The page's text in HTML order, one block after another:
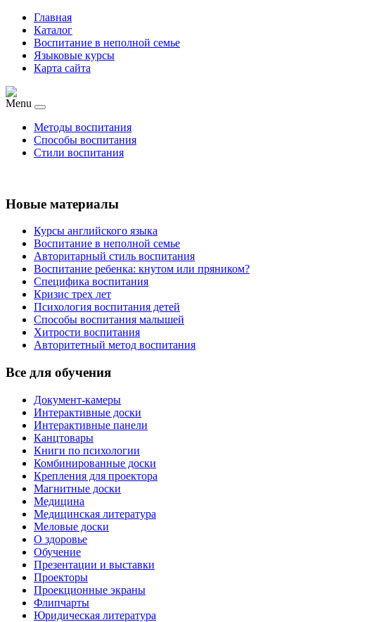
Главная
Каталог
Воспитание в неполной семье
Языковые курсы
Карта сайта
Menu
Методы воспитания
Способы воспитания
Стили воспитания
Новые материалы
Курсы английского языка
Воспитание в неполной семье
Авторитарный стиль воспитания
Воспитание ребенка: кнутом или пряником?
Специфика воспитания
Кризис трех лет
Психология воспитания детей
Способы воспитания малышей
Хитрости воспитания
Авторитетный метод воспитания
Все для обучения
Документ-камеры
Интерактивные доски
Интерактивные панели
Канцтовары
Книги по психологии
Комбинированные доски
Крепления для проектора
Магнитные доски
Медицина
Медицинская литература
Меловые доски
О здоровье
Обучение
Презентации и выставки
Проекторы
Проекционные экраны
Флипчарты
Юридическая литература